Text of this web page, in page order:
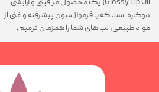
دوکاره است که با فرمولاسیون پیشرفته و غنی از
مواد طبیعی، لب های شما را همزمان ترمیم،
تغذیه و فوق العاده درخشان می کند